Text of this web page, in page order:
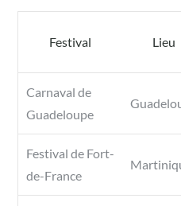
Festival Lieu
Carnaval de
Guadeloupe
Festival de Fort-
de-France